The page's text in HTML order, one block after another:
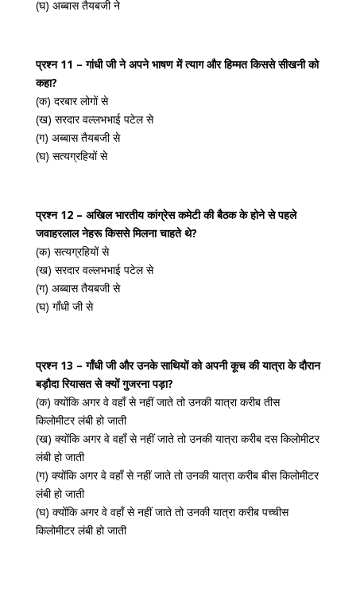
(घ) अब्बास तैयबजी ने
प्रश्न 11 – गांधी जी ने अपने भाषण में त्याग और हिम्मत किससे सीखनी को
कहा?
(क) दरबार लोगों से
(ख) सरदार वल्लभभाई पटेल से
(ग) अब्बास तैयबजी से
(घ) सत्यग्रहियों से
प्रश्न 12 – अखिल भारतीय कांग्रेस कमेटी की बैठक के होने से पहले
जवाहरलाल नेहरू किससे मिलना चाहते थे?
(क) सत्यग्रहियों से
(ख) सरदार वल्लभभाई पटेल से
(ग) अब्बास तैयबजी से
(घ) गाँधी जी से
प्रश्न 13 – गाँधी जी और उनके साथियों को अपनी कूच की यात्रा के दौरान
बड़ौदा रियासत से क्यों गुजरना पड़ा?
(क) क्योंकि अगर वे वहाँ से नहीं जाते तो उनकी यात्रा करीब तीस
किलोमीटर लंबी हो जाती
(ख) क्योंकि अगर वे वहाँ से नहीं जाते तो उनकी यात्रा करीब दस किलोमीटर
लंबी हो जाती
(ग) क्योंकि अगर वे वहाँ से नहीं जाते तो उनकी यात्रा करीब बीस किलोमीटर
लंबी हो जाती
(घ) क्योंकि अगर वे वहाँ से नहीं जाते तो उनकी यात्रा करीब पच्चीस
किलोमीटर लंबी हो जाती